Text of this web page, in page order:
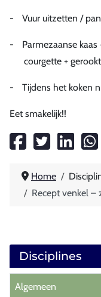
- Vuur uitzetten /
-
Parmezaanse
courgette +
- Tijdens het koken
Eet smakelijk!!
Home
Recept venkel –
Disciplines
Algemeen